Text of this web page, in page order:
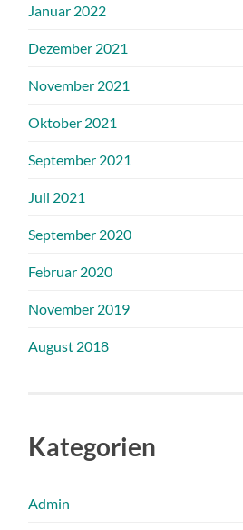
Januar 2022
Dezember 2021
November 2021
Oktober 2021
September 2021
Juli 2021
September 2020
Februar 2020
November 2019
August 2018
Kategorien
Admin